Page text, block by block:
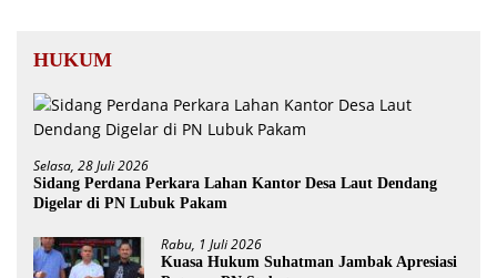
HUKUM
Selasa, 28 Juli 2026
Sidang Perdana Perkara Lahan Kantor Desa Laut Dendang
Digelar di PN Lubuk Pakam
Rabu, 1 Juli 2026
Kuasa Hukum Suhatman Jambak Apresiasi